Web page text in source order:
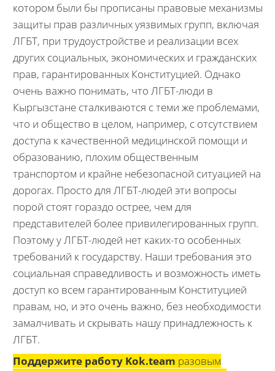
котором были бы прописаны правовые механизмы
защиты прав различных уязвимых групп, включая
ЛГБТ, при трудоустройстве и реализации всех
других социальных, экономических и гражданских
прав, гарантированных Конституцией. Однако
очень важно понимать, что ЛГБТ-люди в
Кыргызстане сталкиваются с теми же проблемами,
что и общество в целом, например, с отсутствием
доступа к качественной медицинской помощи и
образованию, плохим общественным
транспортом и крайне небезопасной ситуацией на
дорогах. Просто для ЛГБТ-людей эти вопросы
порой стоят гораздо острее, чем для
представителей более привилегированных групп.
Поэтому у ЛГБТ-людей нет каких-то особенных
требований к государству. Наши требования это
социальная справедливость и возможность иметь
доступ ко всем гарантированным Конституцией
правам, но, и это очень важно, без необходимости
замалчивать и скрывать нашу принадлежность к
ЛГБТ.
Поддержите работу Kok.team разовым